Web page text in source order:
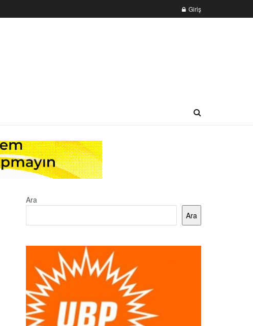
Giriş
Ara
Ara